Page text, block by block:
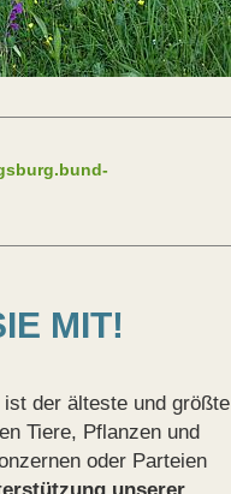
MIT!
der älteste und größte
Tiere, Pflanzen und
oder Parteien